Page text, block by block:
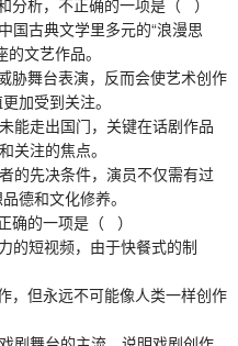
古典文学里多元的“浪漫思
文艺作品。
舞台表演，反而会使艺术创作
加受到关注。
走出国门，关键在话剧作品
关注的焦点。
先决条件，演员不仅需有过
德和文化修养。
的一项是（ ）
短视频，由于快餐式的制
但永远不可能像人类一样创作